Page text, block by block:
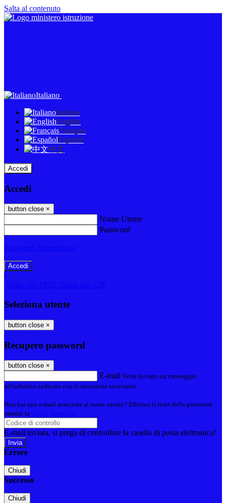
Salta al contenuto
Italiano
Italiano
English
Français
Español
中文
Accedi
Accedi
button close ×
Nome Utente
Password
-
Seleziona utente
button close ×
Recupero password
button close ×
E-mail Verrà inviato un messaggio
all'indirizzo indicato con le istruzioni necessarie.
Non hai una e-mail associata al nome utente? Effettua il reset della password
tramite la
E-mail inviata, si prega di controllare la casella di posta elettronica!
Errore
Chiudi
Successo
Chiudi